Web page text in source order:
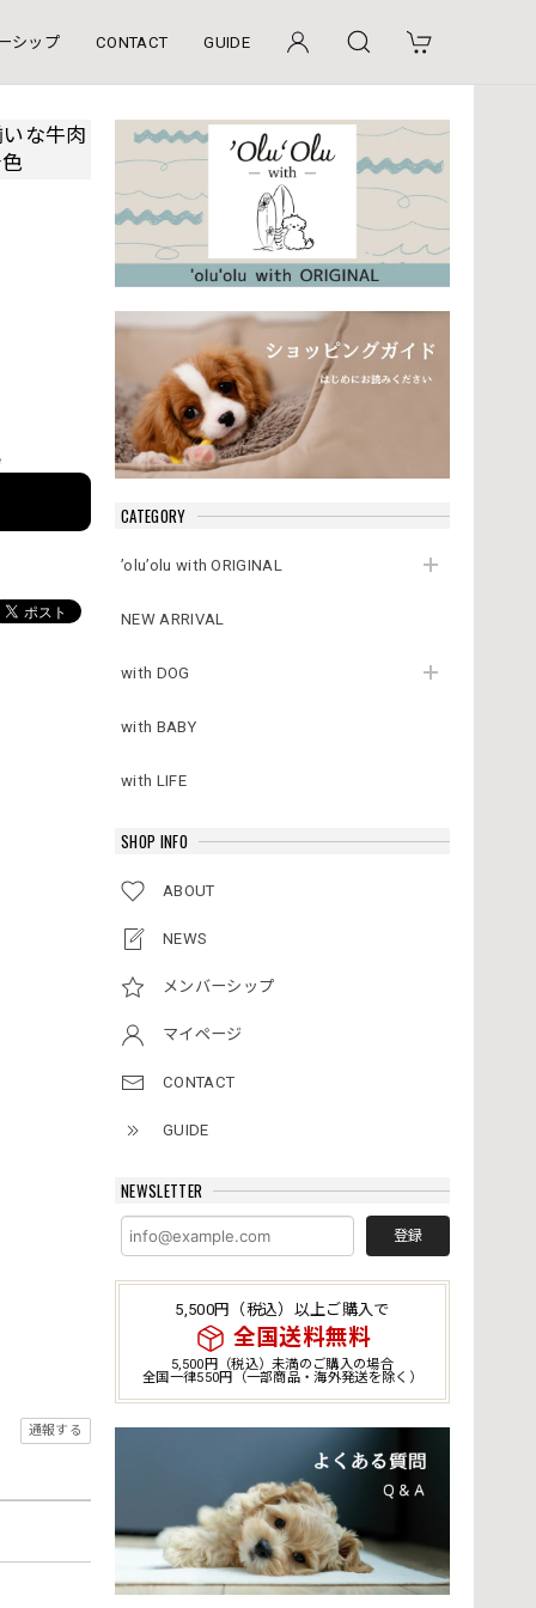
シップ CONTACT GUIDE
CATEGORY
’olu’olu with ORIGINAL
NEW ARRIVAL
with DOG
with BABY
with LIFE
SHOP INFO
ABOUT
NEWS
メンバーシップ
マイページ
CONTACT
GUIDE
NEWSLETTER
登録
5,500円（税込）以上ご購入で
全国送料無料
5,500円（税込）未満のご購入の場合
全国一律550円（一部商品・海外発送を除く）
な牛肉
通報する